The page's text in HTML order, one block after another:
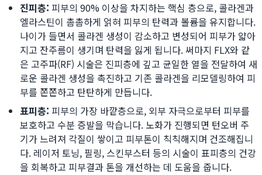
진피층: 피부의 90% 이상을 차지하는 핵심 층으로, 콜라겐과
엘라스틴이 촘촘하게 얽혀 피부의 탄력과 볼륨을 유지합니다.
나이가 들면서 콜라겐 생성이 감소하고 변성되어 피부가 얇아
지고 잔주름이 생기며 탄력을 잃게 됩니다. 써마지 FLX와 같
은 고주파(RF) 시술은 진피층에 깊고 균일한 열을 전달하여 새
로운 콜라겐 생성을 촉진하고 기존 콜라겐을 리모델링하여 피
부를 쫀쫀하고 탄탄하게 만듭니다.
표피층: 피부의 가장 바깥층으로, 외부 자극으로부터 피부를
보호하고 수분 증발을 막습니다. 노화가 진행되면 턴오버 주
기가 느려져 각질이 쌓이고 피부톤이 칙칙해지며 건조해집니
다. 레이저 토닝, 필링, 스킨부스터 등의 시술이 표피층의 건강
을 회복하고 피부결과 톤을 개선하는 데 도움을 줍니다.